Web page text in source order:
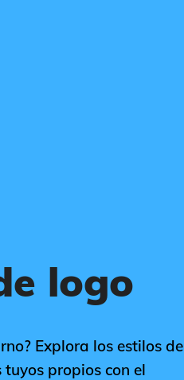
logo
Explora los estilos de
propios con el